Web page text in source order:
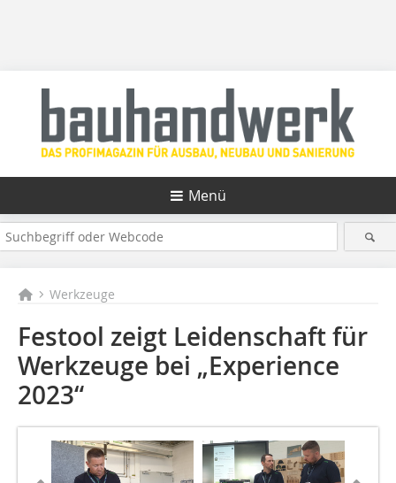
Menü
Werkzeuge
Festool zeigt Leidenschaft für
Werkzeuge bei „Experience
2023“